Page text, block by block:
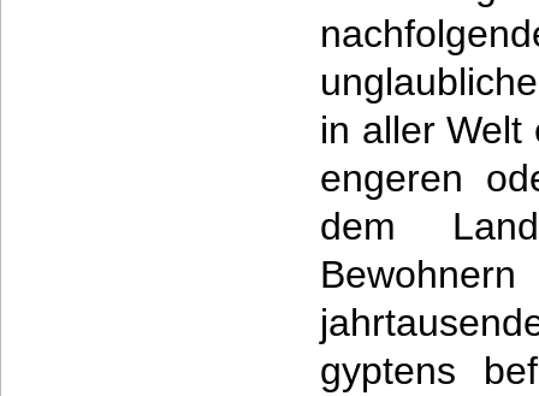
in aller Welt
engeren
dem
gyptens